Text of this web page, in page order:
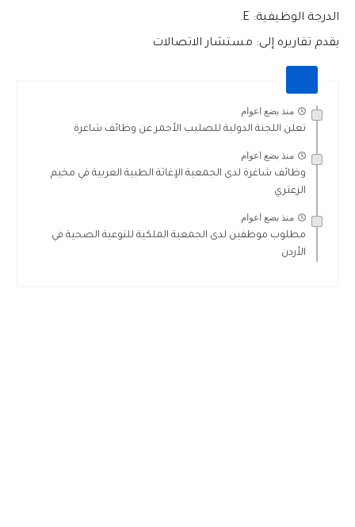
الدرجة الوظيفية: E.
يقدم تقاريره إلى: مستشار الاتصالات
منذ بضع اعوام
تعلن اللجنة الدولية للصليب الأحمر عن وظائف شاغرة
منذ بضع اعوام
وظائف شاغرة لدى الجمعية الإغاثة الطبية العربية في مخيم
الزعتري
منذ بضع اعوام
مطلوب موظفين لدى الجمعية الملكية للتوعية الصحية في
الأردن